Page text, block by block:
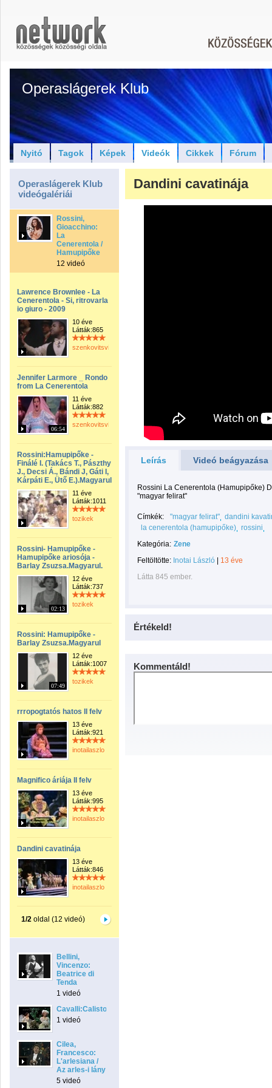
Operaslágerek Klub
Nyitó Tagok Képek Videók Cikkek Fórum
Operaslágerek Klub
videógalériái
Rossini,
Gioacchino:
La
Cenerentola /
Hamupipőke
12 videó
Lawrence Brownlee - La
Cenerentola - Si, ritrovarla
io giuro - 2009
10 éve
Látták:865
szenkovitsviktor
Jennifer Larmore _ Rondo
from La Cenerentola
06:54
11 éve
Látták:882
szenkovitsviktor
Rossini:Hamupipőke -
Finálé I. (Takács T., Pászthy
J., Decsi Á., Bándi J, Gáti I,
Kárpáti E., Ütő E.).Magyarul
11 éve
Látták:1011
tozikek
Rossini- Hamupipőke -
Hamupipőke ariosója -
Barlay Zsuzsa.Magyarul.
02:13
12 éve
Látták:737
tozikek
Rossini: Hamupipőke -
Barlay Zsuzsa.Magyarul
07:49
12 éve
Látták:1007
tozikek
rrropogtatós hatos II felv
13 éve
Látták:921
inotailaszlo
Magnifico áriája II felv
13 éve
Látták:995
inotailaszlo
Dandini cavatinája
13 éve
Látták:846
inotailaszlo
1/2oldal (12 videó)
Bellini,
Vincenzo:
Beatrice di
Tenda
1 videó
Cavalli:Calisto
1 videó
Cilea,
Francesco:
L'arlesiana /
Az arles-i lány
5 videó
Dandini cavatinája
Leírás Videó beágyazása
Rossini La Cenerentola (Hamupipőke)
"magyar felirat"
Címkék: "magyar felirat" dandini
la cenerentola (hamupipőke) rossini
Kategória: Zene
Feltöltötte: Inotai László
13 éve
Látta 845 ember.
Értékeld!
Kommentáld!